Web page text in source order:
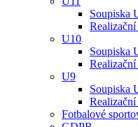
Soupiska
U10
Soupiska
U9
Soupiska
Fotbalové